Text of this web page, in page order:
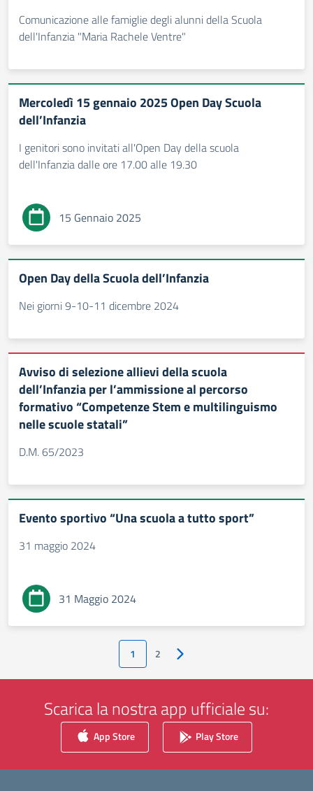
Comunicazione alle famiglie degli alunni della Scuola
dell'Infanzia "Maria Rachele Ventre"
Mercoledì 15 gennaio 2025 Open Day Scuola
dell’Infanzia
I genitori sono invitati all'Open Day della scuola
dell'Infanzia dalle ore 17.00 alle 19.30
15 Gennaio 2025
Open Day della Scuola dell’Infanzia
Nei giorni 9-10-11 dicembre 2024
Avviso di selezione allievi della scuola
dell’Infanzia per l’ammissione al percorso
formativo “Competenze Stem e multilinguismo
nelle scuole statali”
D.M. 65/2023
Evento sportivo “Una scuola a tutto sport”
31 maggio 2024
31 Maggio 2024
1 2 Pagina successiva
Scarica la nostra app ufficiale su:
App Store Play Store